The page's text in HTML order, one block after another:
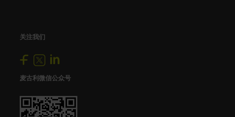
关注我们
麦古利微信公众号